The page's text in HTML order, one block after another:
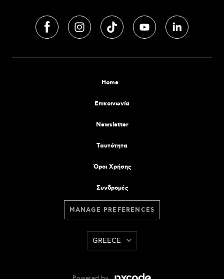
Home
Επικοινωνία
Newsletter
Tαυτότητα
Όροι Χρήσης
Συνδρομές
MANAGE PREFERENCES
GREECE